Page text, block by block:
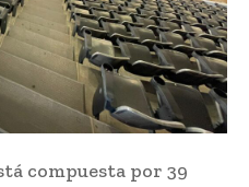
compuesta por 39